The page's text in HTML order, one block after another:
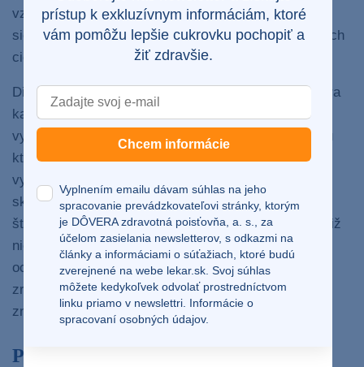
vzniká ischémia sietnice (nedostatočné zásobenie
sietnice krvou). Môže dôjsť aj ku vzniku abnormálnych
ciev, ku krvácaniu aj strate zraku.
Diabetickí pacienti by mali navštevovať očného lekára
každé dva roky. Ak človek má 12 rokov a viac,
vyšetrenie by mal absolvovať raz za rok. Diabetici, u
ktorých sa už diabetická retinopatia prejavila, lekári
vyšetrujú raz za 3 až 6 mesiacov. Diabetické očné
skríningové vyšetrenie slúži na zachytenie skorého
štádia retinopatie u diabetika. V skorých štádiách totiž
nie sú badateľné konkrétne výrazné príznaky
ochorenia. Ak choroba napreduje a príznaky sú
zreteľné, liečba je náročnejšia. Pravidelný skríning
znižuje riziko straty zraku až o 90 percent.
Priebeh vyšetrenia
prístup k exkluzívnym informáciám, ktoré
vám pomôžu lepšie cukrovku pochopiť a
žiť zdravšie.
Chcem informácie
Vyplnením emailu dávam súhlas na jeho
spracovanie prevádzkovateľovi stránky, ktorým
je DÔVERA zdravotná poisťovňa, a. s., za
účelom zasielania newsletterov, s odkazmi na
články a informáciami o súťažiach, ktoré budú
zverejnené na webe lekar.sk. Svoj súhlas
môžete kedykoľvek odvolať prostredníctvom
linku priamo v newslettri. Informácie o
spracovaní osobných údajov.